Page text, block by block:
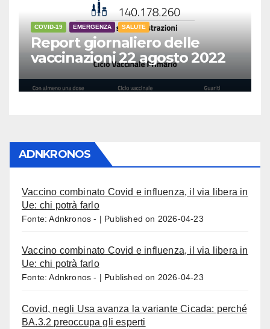
COVID-19 EMERGENZA SALUTE
Report giornaliero delle
vaccinazioni 22 agosto 2022
ADNKRONOS
Vaccino combinato Covid e influenza, il via libera in
Ue: chi potrà farlo
Fonte: Adnkronos - Published on 2026-04-23
Vaccino combinato Covid e influenza, il via libera in
Ue: chi potrà farlo
Fonte: Adnkronos - Published on 2026-04-23
Covid, negli Usa avanza la variante Cicada: perché
BA.3.2 preoccupa gli esperti